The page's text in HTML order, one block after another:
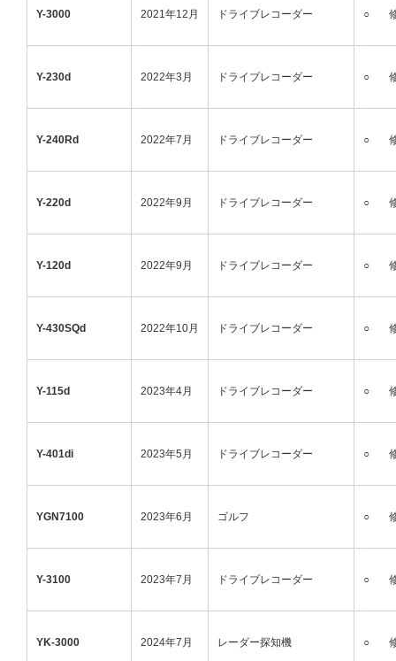
Y-3000 2021年12月 ドライブレコーダー ○
Y-230d 2022年3月 ドライブレコーダー ○
Y-240Rd 2022年7月 ドライブレコーダー ○
Y-220d 2022年9月 ドライブレコーダー ○
Y-120d 2022年9月 ドライブレコーダー ○
Y-430SQd 2022年10月 ドライブレコーダー ○
Y-115d 2023年4月 ドライブレコーダー ○
Y-401di 2023年5月 ドライブレコーダー ○
YGN7100 2023年6月 ゴルフ ○
Y-3100 2023年7月 ドライブレコーダー ○
YK-3000 2024年7月 レーダー探知機 ○